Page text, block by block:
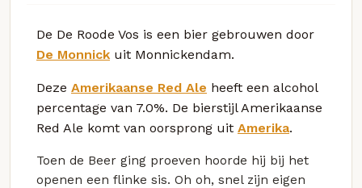
De De Roode Vos is een bier gebrouwen door
De Monnick uit Monnickendam.
Deze Amerikaanse Red Ale heeft een alcohol
percentage van 7.0%. De bierstijl Amerikaanse
Red Ale komt van oorsprong uit Amerika.
Toen de Beer ging proeven hoorde hij bij het
openen een flinke sis. Oh oh, snel zijn eigen